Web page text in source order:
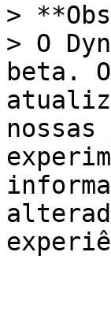
>
> O
beta.